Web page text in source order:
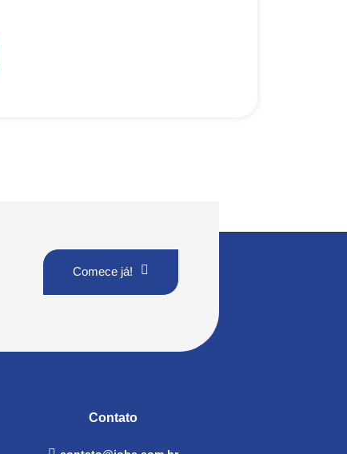
Comece já!
Contato